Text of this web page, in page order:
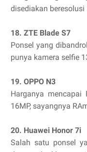
disediakan beresolusi
18. ZTE Blade S7
Ponsel yang
punya kamera selfie
19. OPPO N3
Harganya
16MP, sayangnya
20. Huawei Honor 7i
Salah satu ponsel